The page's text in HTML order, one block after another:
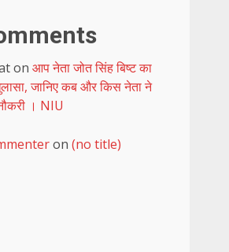
onआप नेता जोत सिंह बिष्ट का
जानिए कब और किस नेता ने
। NIU
on(no title)